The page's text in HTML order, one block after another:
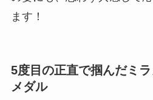
ます！
5度目の正直で掴んだミ
メダル